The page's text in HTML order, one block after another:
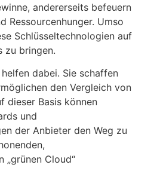
andererseits befeuern
Ressourcenhunger. Umso
Schlüsseltechnologien auf
zu bringen.
dabei. Sie schaffen
den Vergleich von
dieser Basis können
und
der Anbieter den Weg zu
„grünen Cloud“